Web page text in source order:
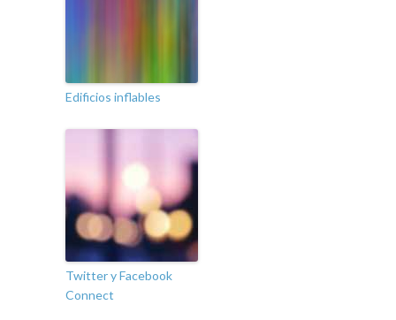
Edificios inflables
Twitter y Facebook
Connect